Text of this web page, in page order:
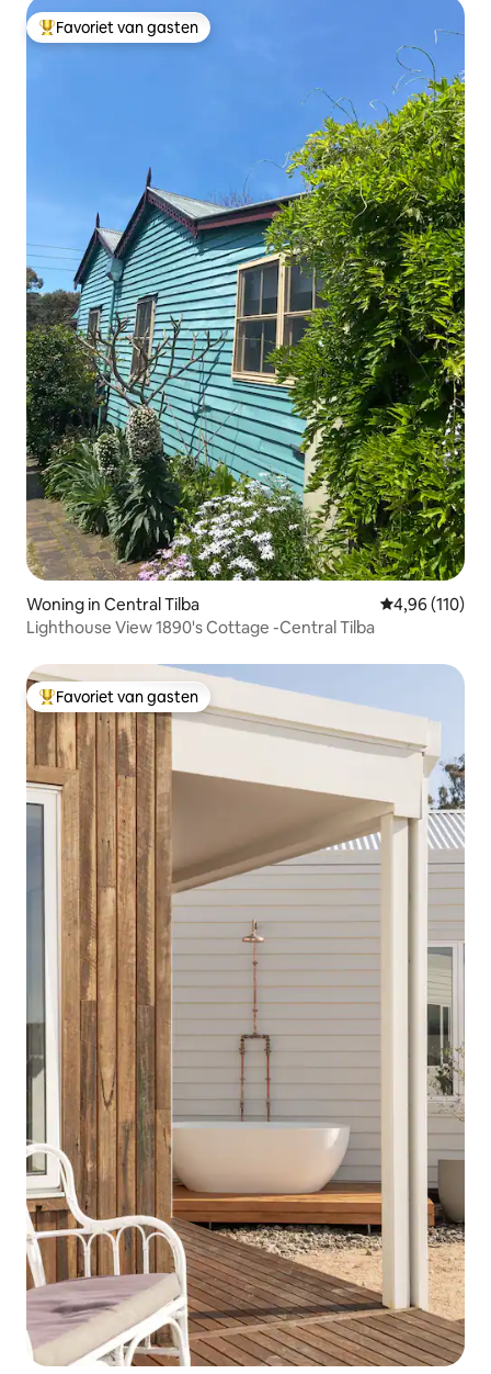
Topfavoriet van gasten
Favoriet van gasten
Woning in Central Tilba Gemiddelde
4,96 (110)
Lighthouse View 1890's Cottage -Central Tilba
Topfavoriet van gasten
Favoriet van gasten